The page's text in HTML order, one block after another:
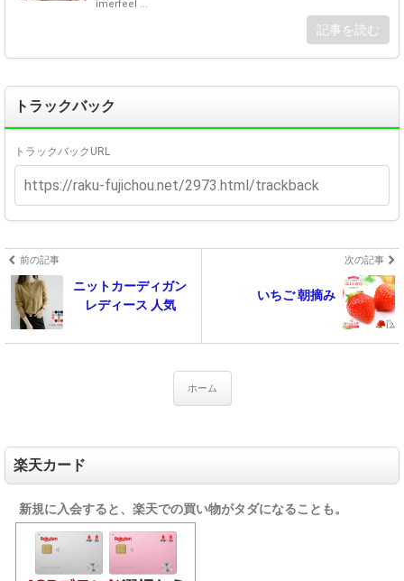
imerfeel ...
記事を読む
トラックバック
トラックバックURL
前の記事
ニットカーディガン
レディース 人気
次の記事
いちご 朝摘み
ホーム
楽天カード
新規に入会すると、楽天での買い物がタダになることも。